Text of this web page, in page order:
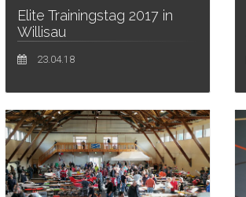
Elite Trainingstag 2017 in
Willisau
23.04.18